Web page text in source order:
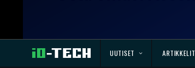
UUTISET ARTIKKELIT